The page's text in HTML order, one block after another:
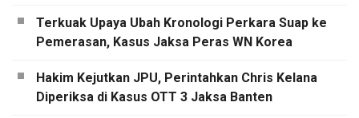
Terkuak Upaya Ubah Kronologi Perkara Suap ke
Pemerasan, Kasus Jaksa Peras WN Korea
Hakim Kejutkan JPU, Perintahkan Chris Kelana
Diperiksa di Kasus OTT 3 Jaksa Banten